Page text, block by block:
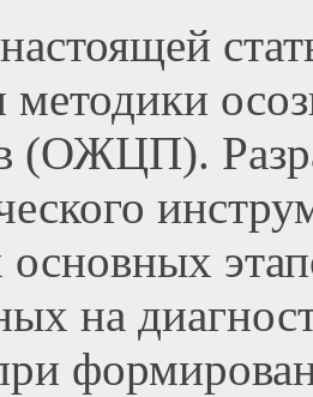
методики
(ОЖЦП).
на